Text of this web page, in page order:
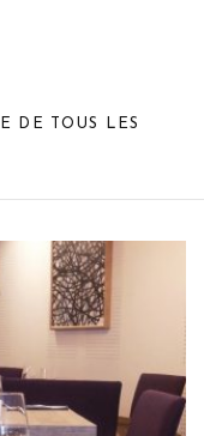
DE TOUS LES